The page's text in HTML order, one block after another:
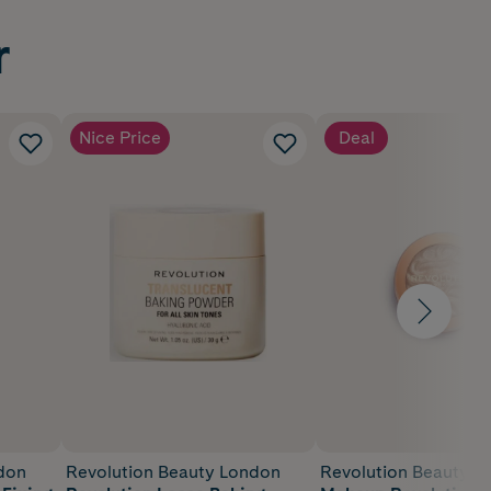
Nice Price
Revolution Beauty London
Deal
Revolution Beauty